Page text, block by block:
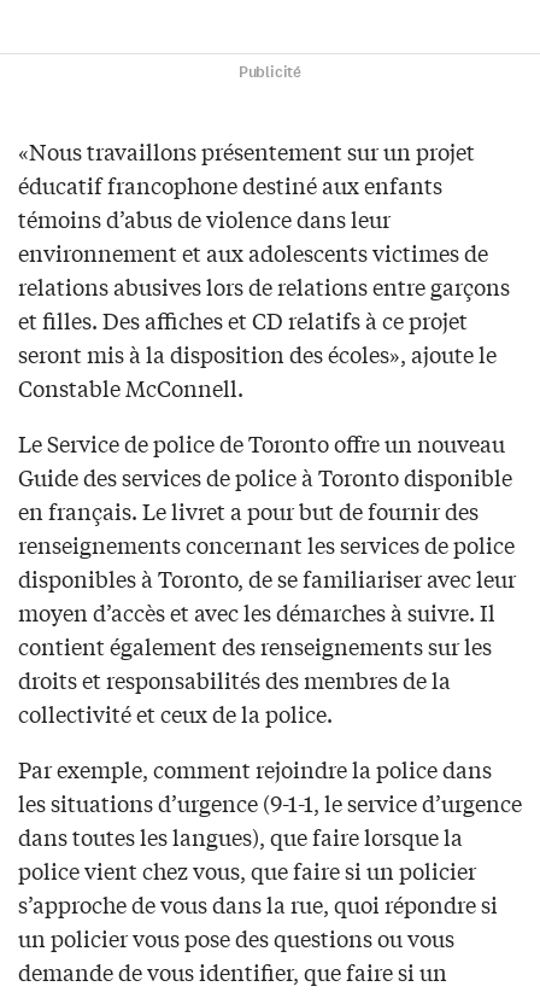
Publicité
«Nous travaillons présentement sur un projet
éducatif francophone destiné aux enfants
témoins d’abus de violence dans leur
environnement et aux adolescents victimes de
relations abusives lors de relations entre garçons
et filles. Des affiches et CD relatifs à ce projet
seront mis à la disposition des écoles», ajoute le
Constable McConnell.
Le Service de police de Toronto offre un nouveau
Guide des services de police à Toronto disponible
en français. Le livret a pour but de fournir des
renseignements concernant les services de police
disponibles à Toronto, de se familiariser avec leur
moyen d’accès et avec les démarches à suivre. Il
contient également des renseignements sur les
droits et responsabilités des membres de la
collectivité et ceux de la police.
Par exemple, comment rejoindre la police dans
les situations d’urgence (9-1-1, le service d’urgence
dans toutes les langues), que faire lorsque la
police vient chez vous, que faire si un policier
s’approche de vous dans la rue, quoi répondre si
un policier vous pose des questions ou vous
demande de vous identifier, que faire si un